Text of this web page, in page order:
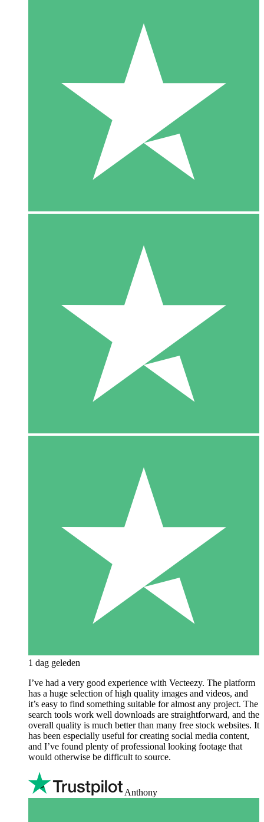
1 dag geleden
I’ve had a very good experience with Vecteezy. The platform
has a huge selection of high quality images and videos, and
it’s easy to find something suitable for almost any project. The
search tools work well downloads are straightforward, and the
overall quality is much better than many free stock websites. It
has been especially useful for creating social media content,
and I’ve found plenty of professional looking footage that
would otherwise be difficult to source.
Anthony